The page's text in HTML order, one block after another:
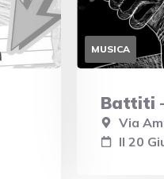
MUSICA
Battiti
Via
Il 20